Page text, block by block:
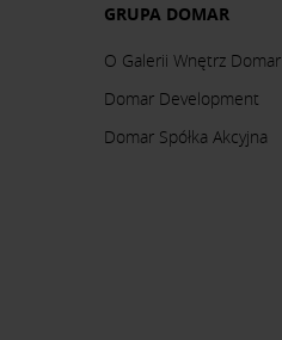
GRUPA DOMAR
O Galerii Wnętrz Domar
Domar Development
Domar Spółka Akcyjna